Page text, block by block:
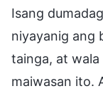
Isang
niyayanig ang
tainga, at
maiwasan ito.